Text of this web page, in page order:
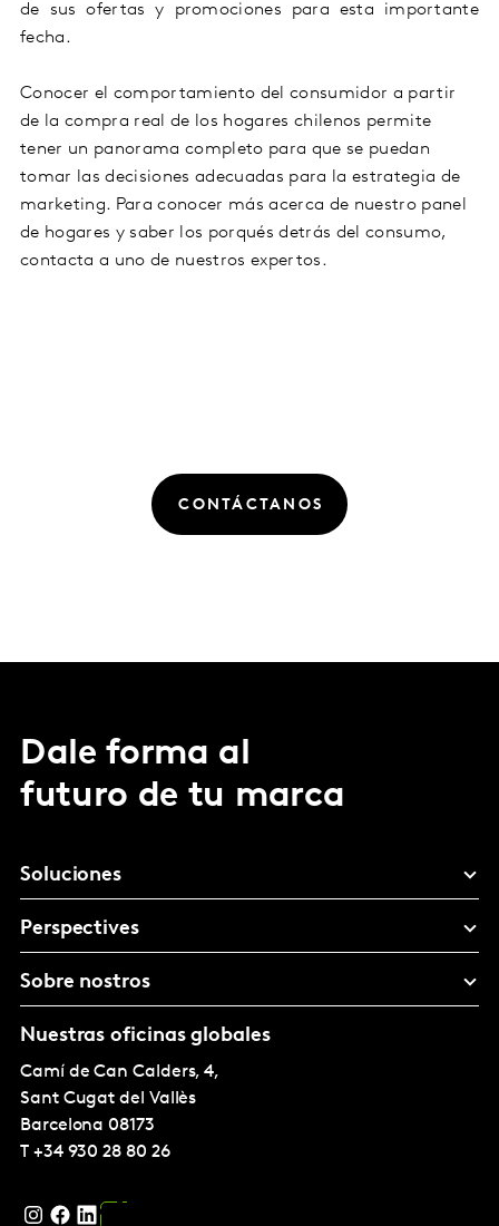
de sus ofertas y promociones para esta importante
fecha.
Conocer el comportamiento del consumidor a partir
de la compra real de los hogares chilenos permite
tener un panorama completo para que se puedan
tomar las decisiones adecuadas para la estrategia de
marketing. Para conocer más acerca de nuestro panel
de hogares y saber los porqués detrás del consumo,
contacta a uno de nuestros expertos.
CONTÁCTANOS
Dale forma al
futuro de tu marca
Soluciones
Perspectives
Sobre nostros
Nuestras oficinas globales
Camí de Can Calders, 4,
Sant Cugat del Vallès
Barcelona 08173
T +34 930 28 80 26